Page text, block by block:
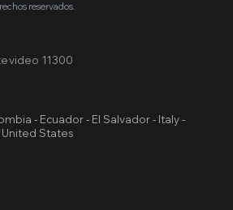
reservados.
11300
- Ecuador - El Salvador - Italy -
United States